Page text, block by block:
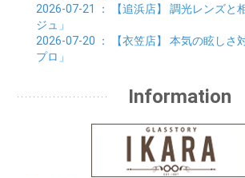
2026-07-21
： 【追浜店】 調光レンズと
ジュ」
2026-07-20 ： 【衣笠店】 本気の眩しさ
プロ」
Information